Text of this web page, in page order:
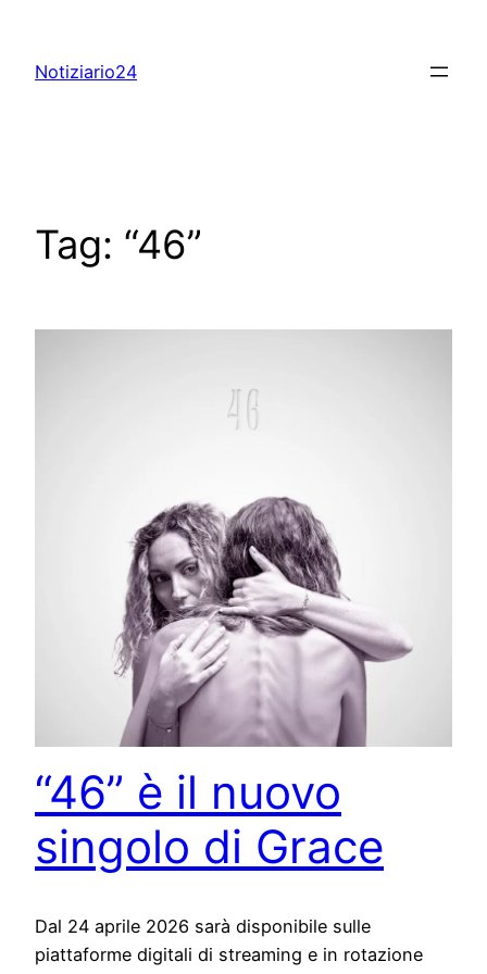
content
Notiziario24
Tag: “46”
“46” è il nuovo
singolo di Grace
Dal 24 aprile 2026 sarà disponibile sulle
piattaforme digitali di streaming e in rotazione